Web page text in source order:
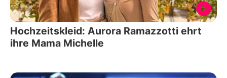
Hochzeitskleid: Aurora Ramazzotti ehrt
ihre Mama Michelle